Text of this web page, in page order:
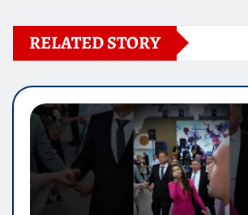
RELATED STORY